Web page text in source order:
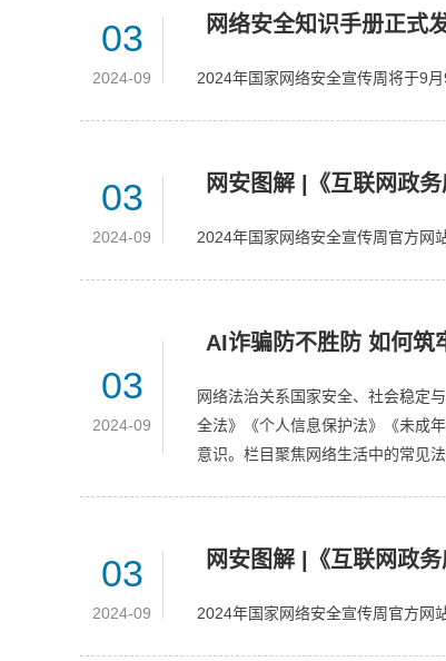
03
2024-09
网络安全知识手册正式发
2024年国家网络安全宣传周将于9
03
2024-09
网安图解 |《互联网政
2024年国家网络安全宣传周官方网
03
2024-09
AI诈骗防不胜防 如何筑
网络法治关系国家安全、社会稳定
全法》《个人信息保护法》《未成
意识。栏目聚焦网络生活中的常见
03
2024-09
网安图解 |《互联网政
2024年国家网络安全宣传周官方网